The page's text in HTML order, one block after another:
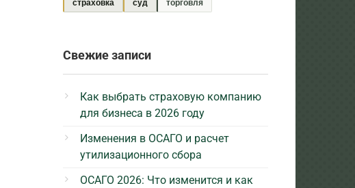
страховка
суд торговля
Свежие записи
Как выбрать страховую компанию
для бизнеса в 2026 году
Изменения в ОСАГО и расчет
утилизационного сбора
ОСАГО 2026: Что изменится и как